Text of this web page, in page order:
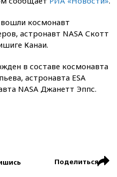
вошли космонавт
астронавт NASA Скотт
Канаи.
в составе космонавта
астронавта ESA
NASA Джанетт Эппс.
Поделиться